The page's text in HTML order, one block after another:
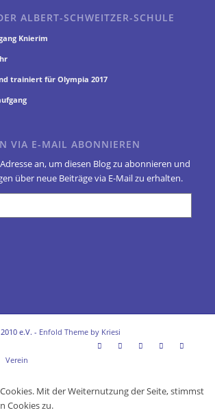
ALBERT-SCHWEITZER-SCHULE
Knierim
trainiert für Olympia 2017
VIA E-MAIL ABONNIEREN
an, um diesen Blog zu abonnieren und
über neue Beiträge via E-Mail zu erhalten.
e.V. - Enfold Theme by Kriesi
Verein
Mit der Weiternutzung der Seite, stimmst
Cookies zu.